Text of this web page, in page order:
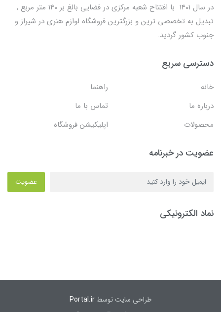
در سال 1401 با افتتاح شعبه مرکزی در فضایی بالغ بر 140 متر مربع ,
تبدیل به تخصصی ترین و بزرگترین فروشگاه لوازم هنری در شیراز و
جنوب کشور گردید.
دسترسی سریع
خانه
راهنما
درباره ما
تماس با ما
محصولات
اپلیکیشن فروشگاه
عضویت در خبرنامه
عضویت
نماد الکترونیکی
طراحی سایت توسط Portal.ir